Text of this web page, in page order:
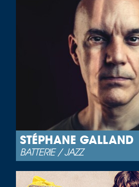
STÉPHANE GALLAND
BATTERIE / JAZZ